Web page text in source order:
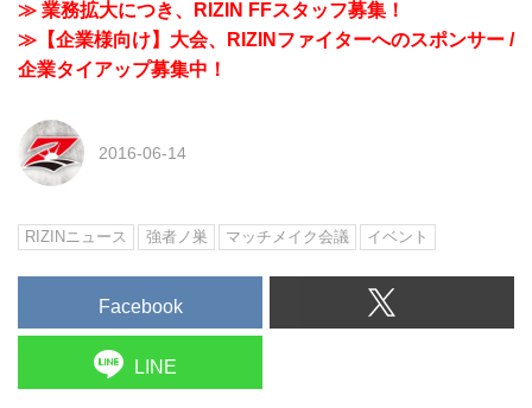
≫ 業務拡大につき、RIZIN FFスタッフ募集！
≫【企業様向け】大会、RIZINファイターへのスポンサー /
企業タイアップ募集中！
2016-06-14
RIZINニュース 強者ノ巣 マッチメイク会議 イベント
Facebook
LINE